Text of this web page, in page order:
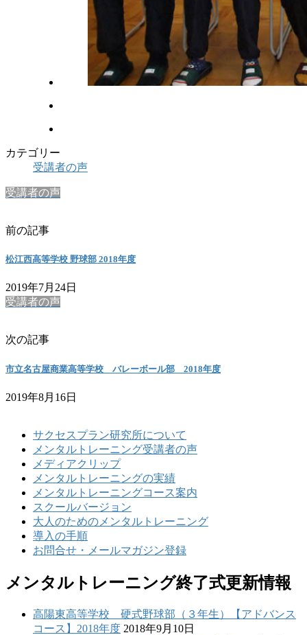
カテゴリー
受講者の声
受講者の声
前の記事
松江西高等学校 野球部 2018年度
2019年7月24日
受講者の声
次の記事
市立名古屋商業高等学校 バレーボール部 2018年度
2019年8月16日
サクセスプラン研究所について
メンタルトレーニング受講者の声
メディアクリップ
メンタルトレーニングの実績
メンタルトレーニングコース案内
スクールバージョン
大人のためのメンタルトレーニング
導入の手順
お問合せ・メールマガジン登録
メンタルトレーニング終了式更新情報
高陽東高等学校 硬式野球部（３年生）【アドバンス
コース】2018年度 2018年9月10日